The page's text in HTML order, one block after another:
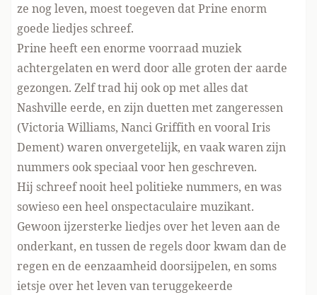
ze nog leven, moest toegeven dat Prine enorm
goede liedjes schreef.
Prine heeft een enorme voorraad muziek
achtergelaten en werd door alle groten der aarde
gezongen. Zelf trad hij ook op met alles dat
Nashville eerde, en zijn duetten met zangeressen
(Victoria Williams, Nanci Griffith en vooral Iris
Dement) waren onvergetelijk, en vaak waren zijn
nummers ook speciaal voor hen geschreven.
Hij schreef nooit heel politieke nummers, en was
sowieso een heel onspectaculaire muzikant.
Gewoon ijzersterke liedjes over het leven aan de
onderkant, en tussen de regels door kwam dan de
regen en de eenzaamheid doorsijpelen, en soms
ietsje over het leven van teruggekeerde